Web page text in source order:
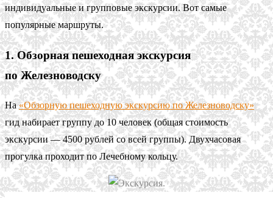
индивидуальные и групповые экскурсии. Вот самые
популярные маршруты.
1. Обзорная пешеходная экскурсия
по Железноводску
На«Обзорную пешеходную экскурсию по Железноводску»
гид набирает группу до 10 человек (общая стоимость
экскурсии — 4500 рублей со всей группы). Двухчасовая
прогулка проходит по Лечебному кольцу.